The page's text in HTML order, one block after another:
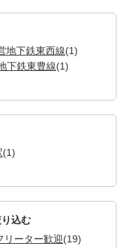
地下鉄東西線(1)
下鉄東豊線(1)
(1)
込む
リーター歓迎(19)